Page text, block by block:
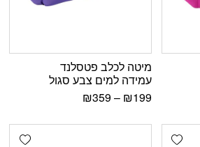
מיטה לכלב פטסלנד
עמידה למים צבע סגול
₪199
–
₪359
Add wishlist